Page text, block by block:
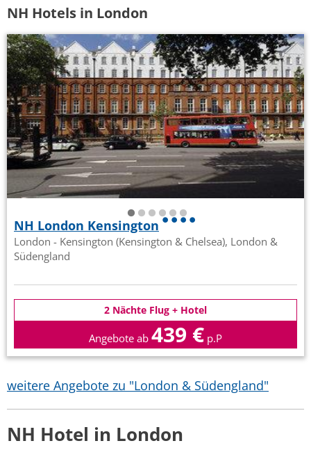
NH Hotels in London
NH London Kensington
London - Kensington (Kensington & Chelsea), London &
Südengland
2 Nächte Flug + Hotel
Angebote ab 439 € p.P
weitere Angebote zu "London & Südengland"
NH Hotel in London